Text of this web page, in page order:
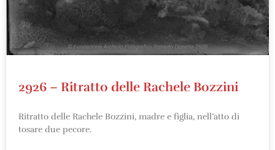
2926 – Ritratto delle Rachele Bozzini
Ritratto delle Rachele Bozzini, madre e figlia, nell’atto di
tosare due pecore.